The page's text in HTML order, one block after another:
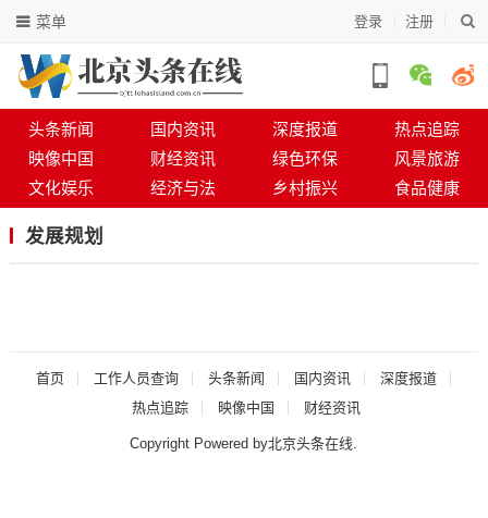
登录 注册
菜单
头条新闻 国内资讯 深度报道
热点追踪
映像中国
财经资讯 绿色环保
风景旅游
文化娱乐
经济与法 乡村振兴 食品健康
发展规划
首页 工作人员查询 头条新闻 国内资讯
深度报道
热点追踪
映像中国 财经资讯
Copyright Powered by北京头条在线.